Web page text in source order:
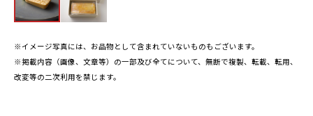
※イメージ写真には、お品物として含まれていないものもございます。
※掲載内容（画像、文章等）の一部及び全てについて、無断で複製、転載、転用、
改変等の二次利用を禁じます。